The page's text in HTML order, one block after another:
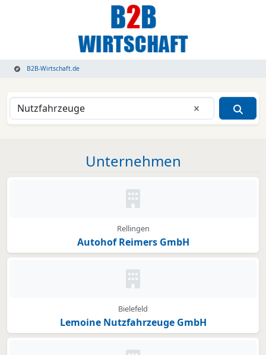
B2B-Wirtschaft.de
Eingabe
Unternehmen
Kein Bild oder Logo hinterlegt
Rellingen
Autohof Reimers GmbH
Kein Bild oder Logo hinterlegt
Bielefeld
Lemoine Nutzfahrzeuge GmbH